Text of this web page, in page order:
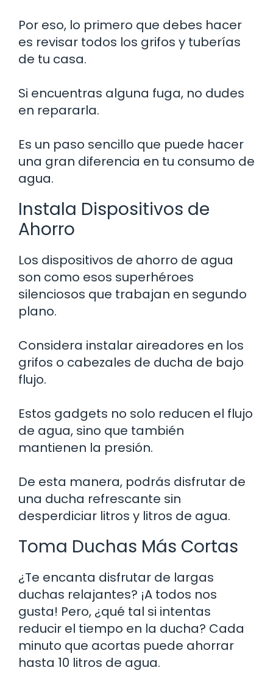
Por eso, lo primero que debes hacer
es revisar todos los grifos y tuberías
de tu casa.
Si encuentras alguna fuga, no dudes
en repararla.
Es un paso sencillo que puede hacer
una gran diferencia en tu consumo de
agua.
Instala Dispositivos de
Ahorro
Los dispositivos de ahorro de agua
son como esos superhéroes
silenciosos que trabajan en segundo
plano.
Considera instalar aireadores en los
grifos o cabezales de ducha de bajo
flujo.
Estos gadgets no solo reducen el flujo
de agua, sino que también
mantienen la presión.
De esta manera, podrás disfrutar de
una ducha refrescante sin
desperdiciar litros y litros de agua.
Toma Duchas Más Cortas
¿Te encanta disfrutar de largas
duchas relajantes? ¡A todos nos
gusta! Pero, ¿qué tal si intentas
reducir el tiempo en la ducha? Cada
minuto que acortas puede ahorrar
hasta 10 litros de agua.